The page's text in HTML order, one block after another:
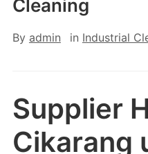
Cleaning
By admin in Industrial
Supplier
Cikarang